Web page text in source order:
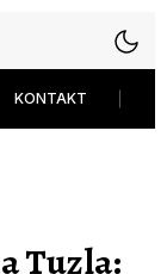
KONTAKT
Tuzla: